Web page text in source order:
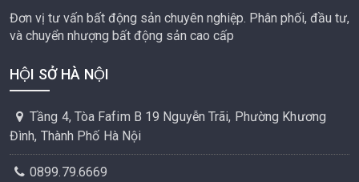
Đơn vị tư vấn bất động sản chuyên nghiệp. Phân phối, đầu tư,
và chuyển nhượng bất động sản cao cấp
HỘI SỞ HÀ NỘI
Tầng 4, Tòa Fafim B 19 Nguyễn Trãi, Phường Khương
Đình, Thành Phố Hà Nội
0899.79.6669